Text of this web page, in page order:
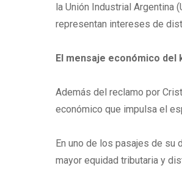
la Unión Industrial Argentina
representan intereses de
El mensaje económico del
Además del reclamo por
económico que impulsa el
En uno de los pasajes de su
mayor equidad tributaria y